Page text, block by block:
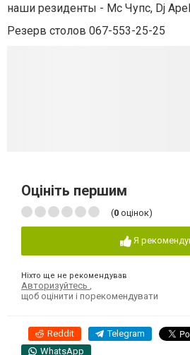
наши резиденты - Мс Чупс, Dj
Резерв столов 067-553-25-25
Оцініть першим
(0 оцінок)
Я
Ніхто ще не рекомендував
Авторизуйтесь
щоб оцінити і порекомендувати
Reddit Telegram
WhatsApp